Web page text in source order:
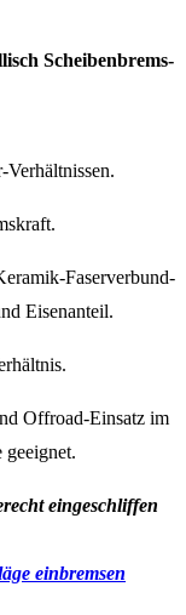
Scheibenbrems-
Verhältnissen.
Faserverbund-
Eisenanteil.
Offroad-Einsatz im
geeignet.
eingeschliffen
einbremsen